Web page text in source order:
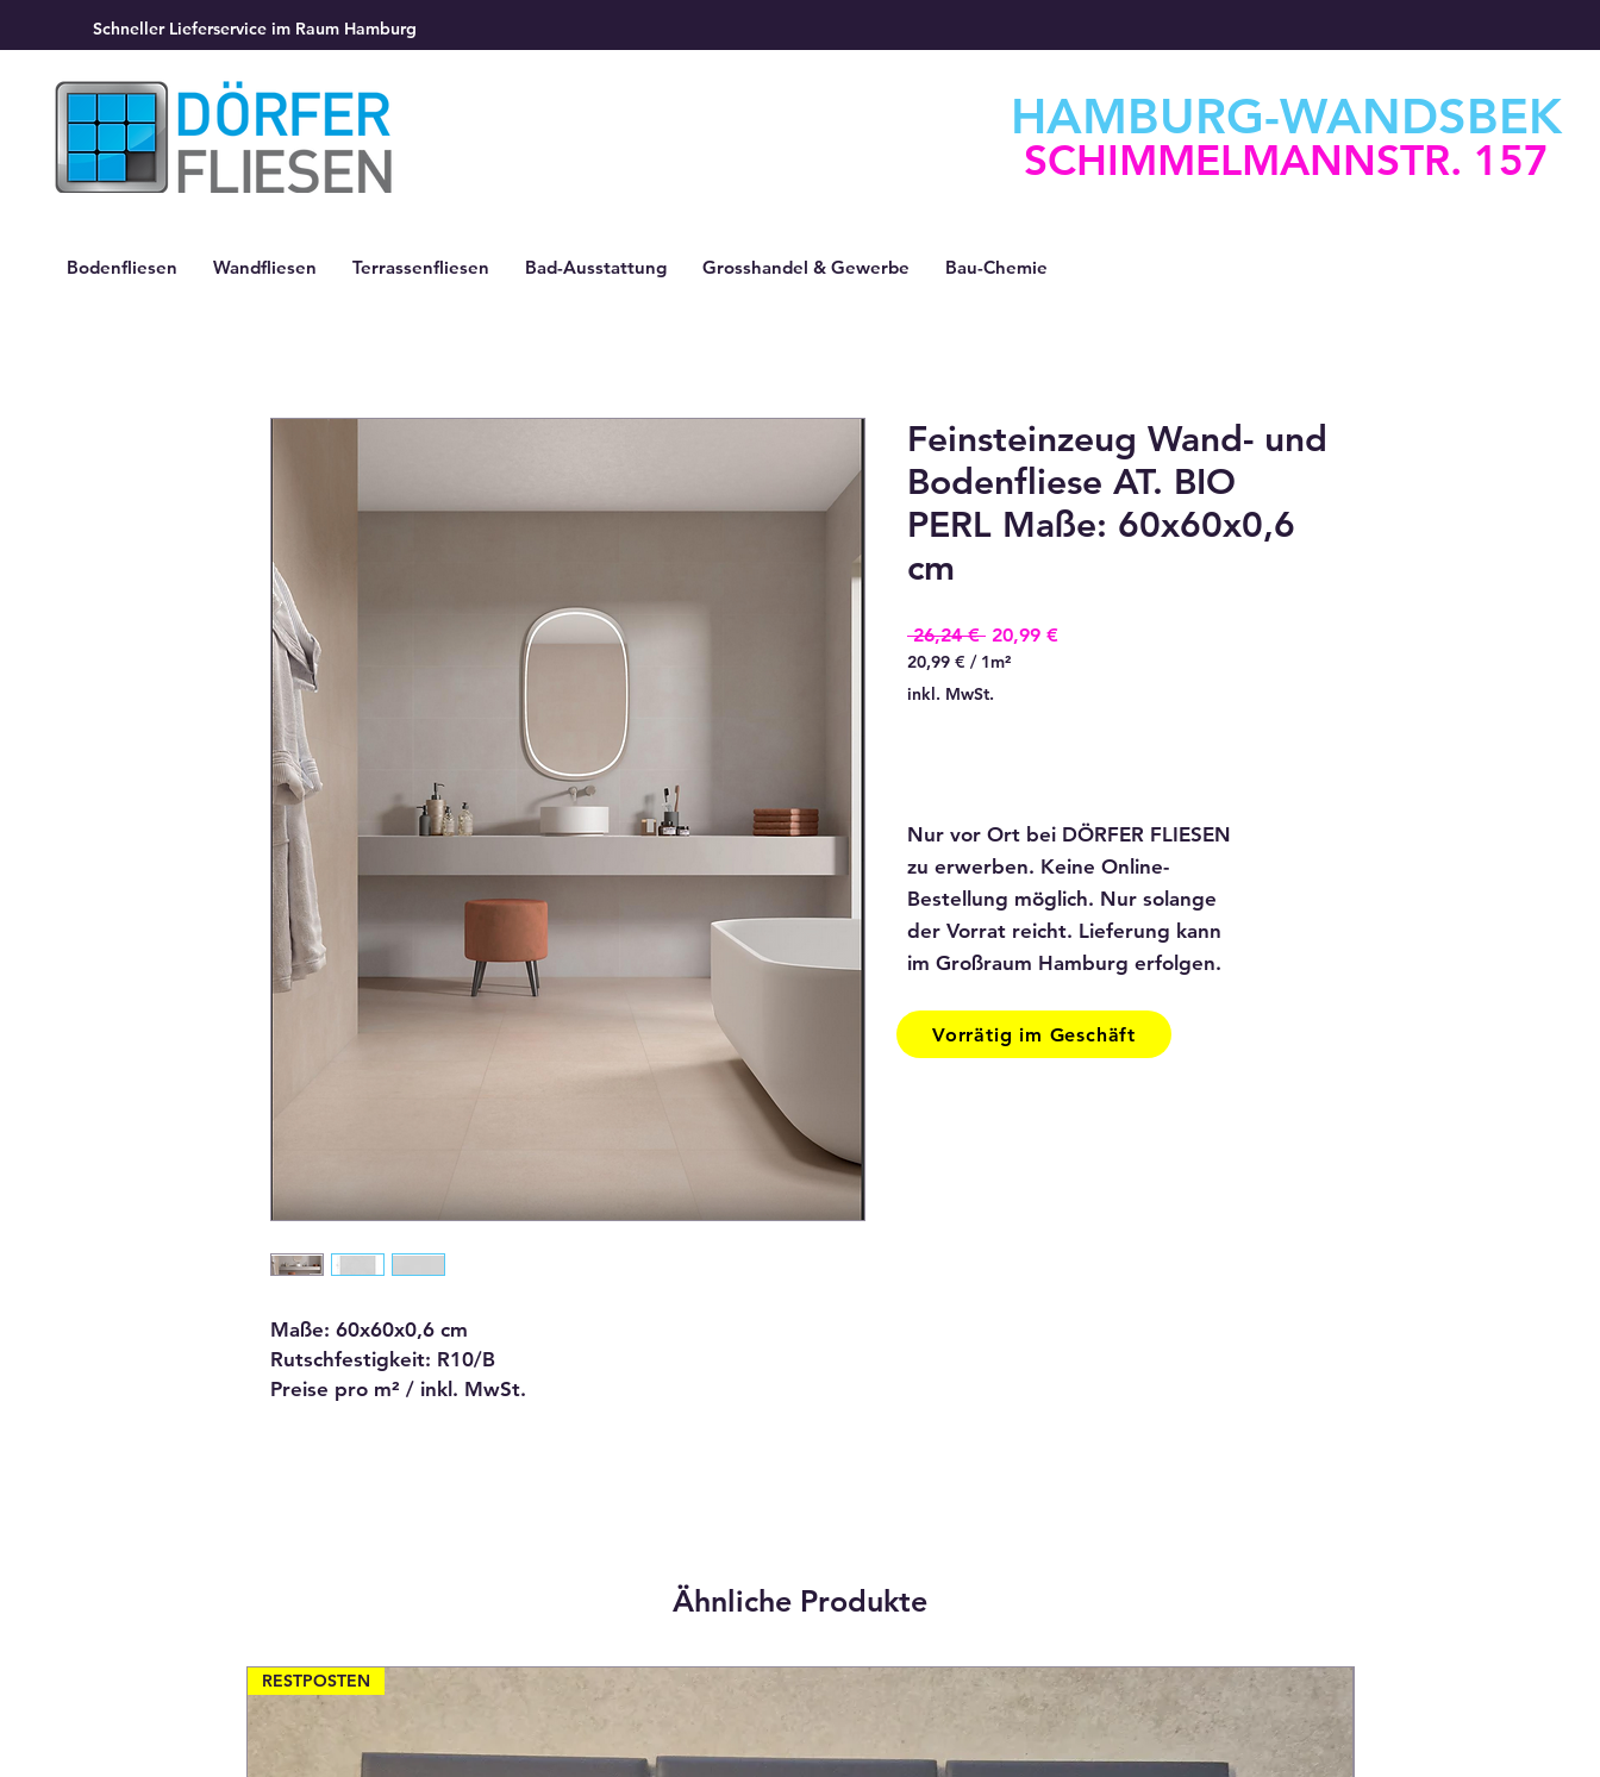
Schneller Lieferservice im Raum Hamburg
HAMBURG-WANDSBEK
SCHIMMELMANNSTR. 157
Bodenfliesen Wandfliesen Terrassenfliesen Bad-Ausstattung Grosshandel & Gewerbe Bau-Chemie
Maße: 60x60x0,6 cm
Rutschfestigkeit: R10/B
Preise pro m² / inkl. MwSt.
Feinsteinzeug Wand- und
Bodenfliese AT. BIO
PERL Maße: 60x60x0,6
cm
26,24 € Standardpreis
20,99 €Sale-
20,99 € / 1m²
20,99 €
pro
inkl. MwSt.
Nur vor Ort bei DÖRFER FLIESEN
zu erwerben. Keine Online-
Bestellung möglich. Nur solange
der Vorrat reicht. Lieferung kann
im Großraum Hamburg erfolgen.
Vorrätig im Geschäft
Ähnliche Produkte
RESTPOSTEN